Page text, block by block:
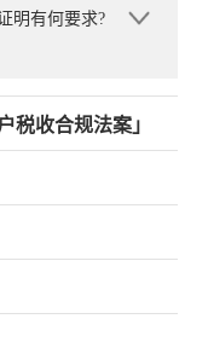
明有何要求?
税收合规法案」